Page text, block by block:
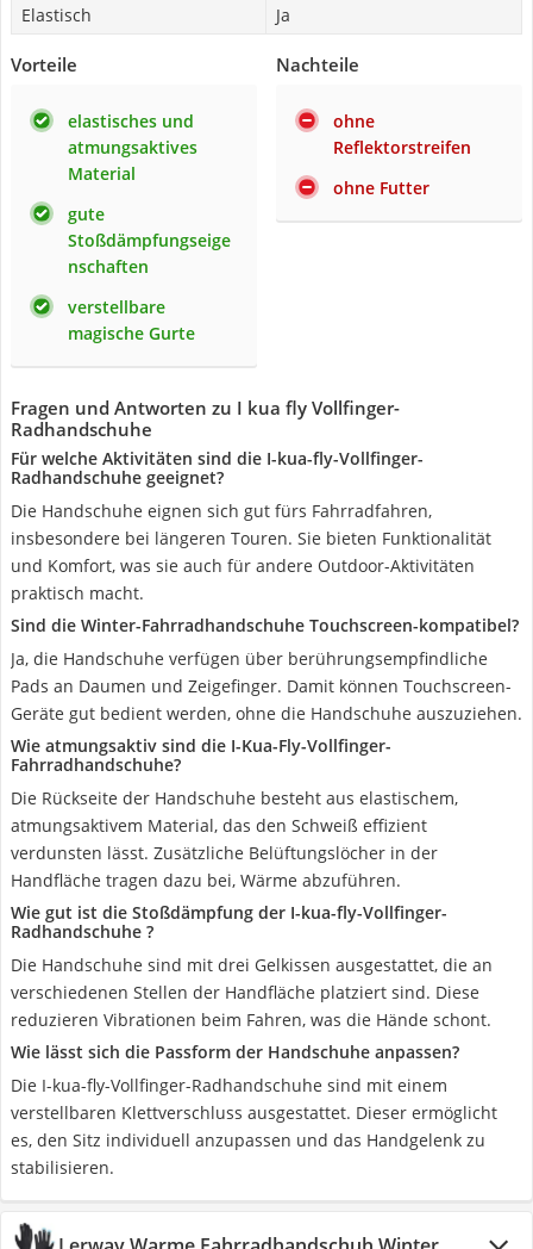
Elastisch
Ja
Vorteile
elastisches und
atmungsaktives
Material
gute
Stoßdämpfungseige
nschaften
verstellbare
magische Gurte
Nachteile
ohne
Reflektorstreifen
ohne Futter
Fragen und Antworten zu I kua fly Vollfinger-
Radhandschuhe
Für welche Aktivitäten sind die I-kua-fly-Vollfinger-
Radhandschuhe geeignet?
Die Handschuhe eignen sich gut fürs Fahrradfahren,
insbesondere bei längeren Touren. Sie bieten Funktionalität
und Komfort, was sie auch für andere Outdoor-Aktivitäten
praktisch macht.
Sind die Winter-Fahrradhandschuhe Touchscreen-kompatibel?
Ja, die Handschuhe verfügen über berührungsempfindliche
Pads an Daumen und Zeigefinger. Damit können Touchscreen-
Geräte gut bedient werden, ohne die Handschuhe auszuziehen.
Wie atmungsaktiv sind die I-Kua-Fly-Vollfinger-
Fahrradhandschuhe?
Die Rückseite der Handschuhe besteht aus elastischem,
atmungsaktivem Material, das den Schweiß effizient
verdunsten lässt. Zusätzliche Belüftungslöcher in der
Handfläche tragen dazu bei, Wärme abzuführen.
Wie gut ist die Stoßdämpfung der I-kua-fly-Vollfinger-
Radhandschuhe ?
Die Handschuhe sind mit drei Gelkissen ausgestattet, die an
verschiedenen Stellen der Handfläche platziert sind. Diese
reduzieren Vibrationen beim Fahren, was die Hände schont.
Wie lässt sich die Passform der Handschuhe anpassen?
Die I-kua-fly-Vollfinger-Radhandschuhe sind mit einem
verstellbaren Klettverschluss ausgestattet. Dieser ermöglicht
es, den Sitz individuell anzupassen und das Handgelenk zu
stabilisieren.